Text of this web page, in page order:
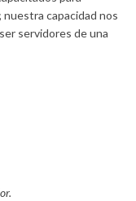
capacidad nos
servidores de una